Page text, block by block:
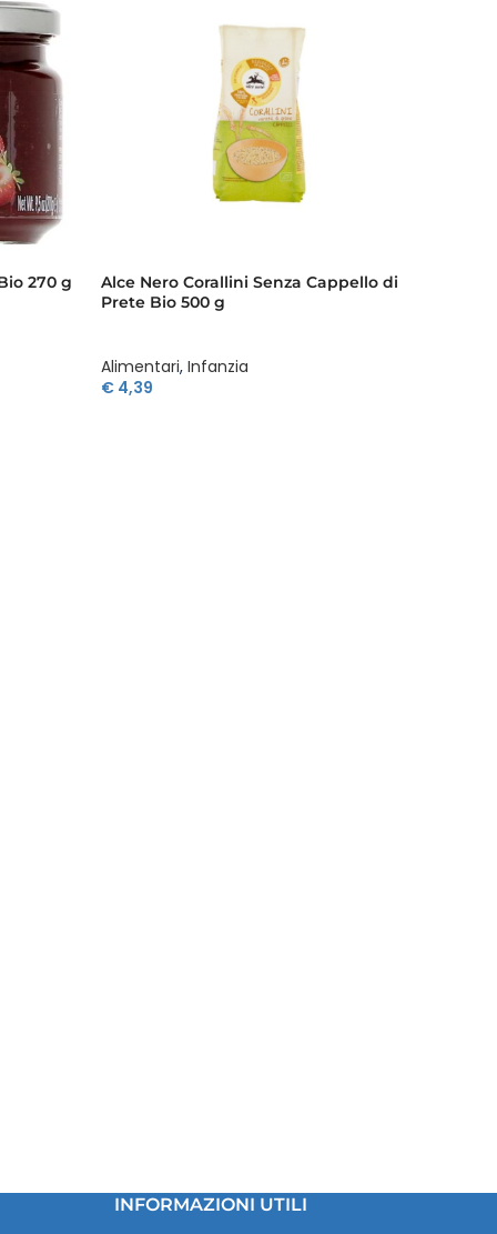
270 g
Alce Nero Corallini Senza Cappello di
Prete Bio 500 g
Alimentari, Infanzia
€4,39
INFORMAZIONI UTILI